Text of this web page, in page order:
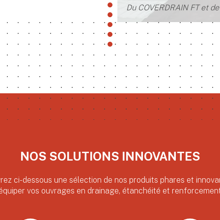
Du COVERDRAIN FT et
NOS SOLUTIONS INNOVANTES
ci-dessous une sélection de nos produits phares et
vos ouvrages en drainage, étanchéité et